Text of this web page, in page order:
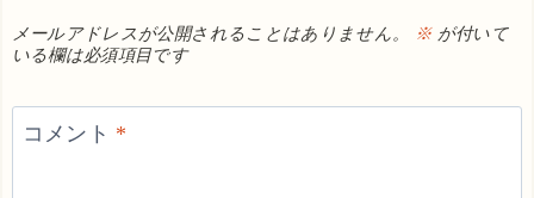
メールアドレスが公開されることはありません。 ※が付いて
いる欄は必須項目です
コメント *